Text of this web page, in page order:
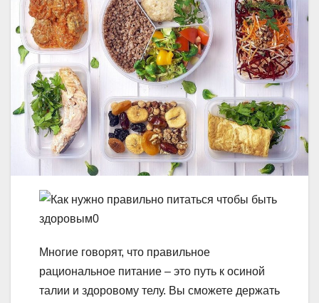
Многие говорят, что правильное
рациональное питание – это путь к осиной
талии и здоровому телу. Вы сможете держать